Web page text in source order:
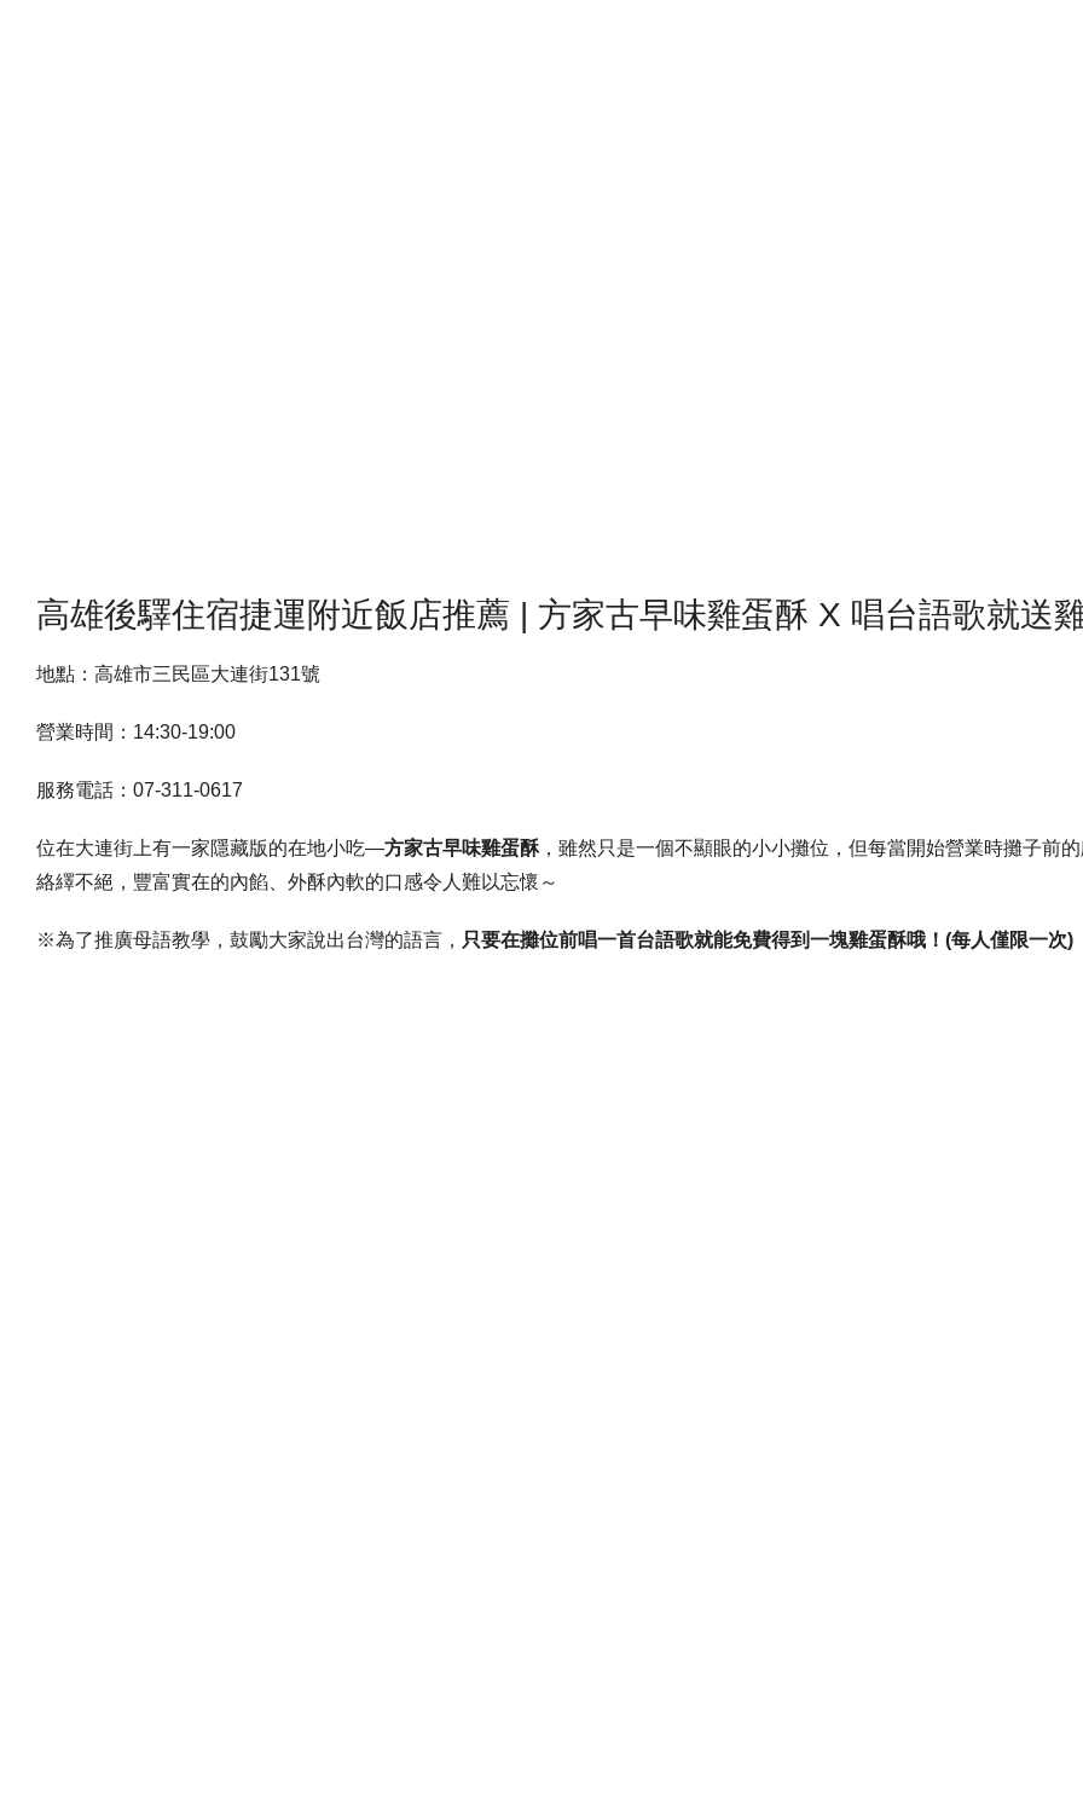
高雄後驛住宿捷運附近飯店推薦 | 方家古早味雞蛋酥 X 唱台語歌就送
地點： 高雄市三民區大連街131號
營業時間： 14:30-19:00
服務電話： 07-311-0617
位在大連街上有一家隱藏版的在地小吃—方家古早味雞蛋酥， 雖然只是一個不顯眼的小小攤位，但每當開始營業時攤子前
絡繹不絕，豐富實在的內餡、外酥內軟的口感令人難以忘懷～
※為了推廣母語教學，鼓勵大家說出台灣的語言， 只要在攤位前唱一首台語歌就能免費得到一塊雞蛋酥哦！(每人僅限一次)